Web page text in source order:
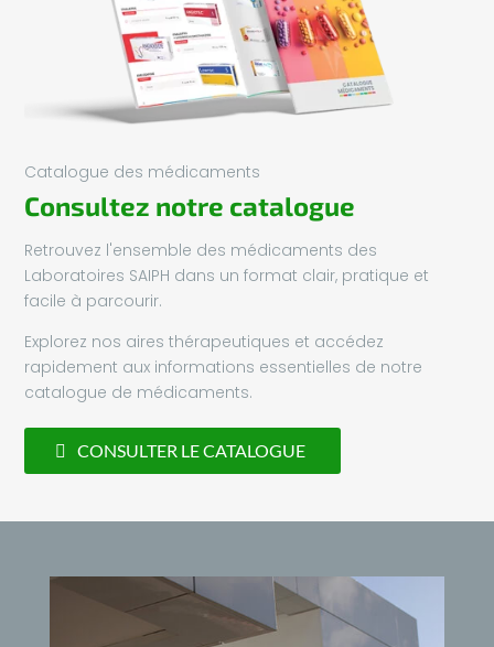
Catalogue des médicaments
Consultez notre catalogue
Retrouvez l'ensemble des médicaments des
Laboratoires SAIPH dans un format clair, pratique et
facile à parcourir.
Explorez nos aires thérapeutiques et accédez
rapidement aux informations essentielles de notre
catalogue de médicaments.
CONSULTER LE CATALOGUE